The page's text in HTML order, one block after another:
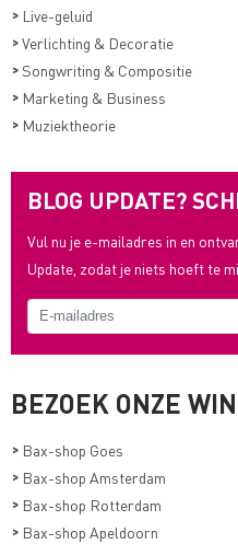
> Live-geluid
>Verlichting & Decoratie
> Songwriting & Compositie
> Marketing & Business
> Muziektheorie
BLOG UPDATE?
Vul nu je e-mailadres in en
Update, zodat je niets hoeft te
BEZOEK ONZE
> Bax-shop Goes
> Bax-shop Amsterdam
> Bax-shop Rotterdam
> Bax-shop Apeldoorn